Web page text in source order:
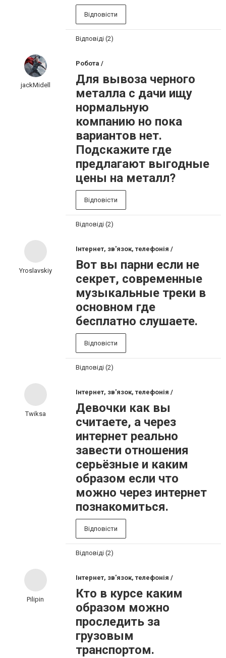
Відповісти
Відповіді (2)
jackMidell
Робота /
Для вывоза черного
металла с дачи ищу
нормальную
компанию но пока
вариантов нет.
Подскажите где
предлагают выгодные
цены на металл?
Відповісти
Відповіді (2)
Yroslavskiy
Інтернет, зв'язок, телефонія /
Вот вы парни если не
секрет, современные
музыкальные треки в
основном где
бесплатно слушаете.
Відповісти
Відповіді (2)
Twiksa
Інтернет, зв'язок, телефонія /
Девочки как вы
считаете, а через
интернет реально
завести отношения
серьёзные и каким
образом если что
можно через интернет
познакомиться.
Відповісти
Відповіді (2)
Pilipin
Інтернет, зв'язок, телефонія /
Кто в курсе каким
образом можно
проследить за
грузовым
транспортом.